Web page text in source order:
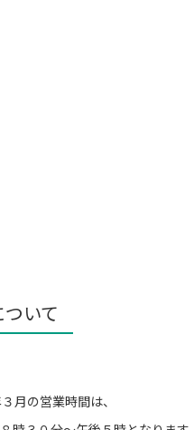
いて
月の営業時間は、